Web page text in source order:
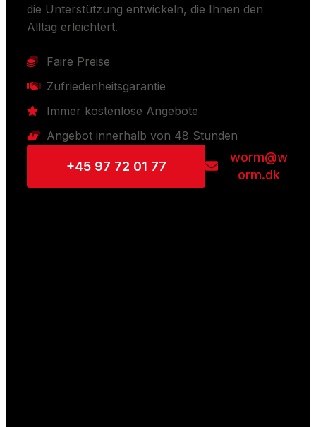
die Unterstützung entwickeln, die Ihnen den
Alltag erleichtert.
Faire Preise
Zufriedenheitsgarantie
Immer kostenlose Angebote
Angebot innerhalb von 48 Stunden
+45 97 72 01 77
worm@w
orm.dk